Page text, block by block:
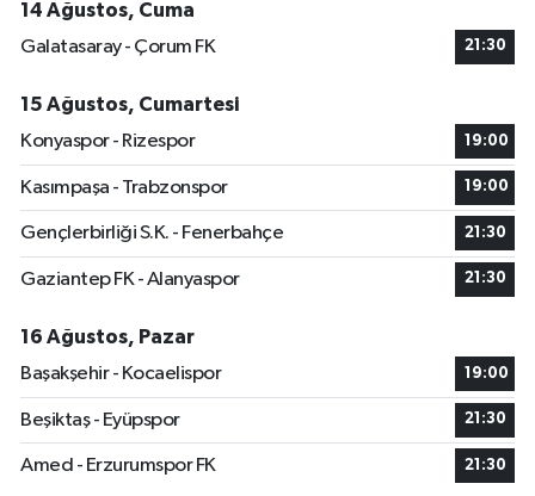
14 Ağustos, Cuma
Galatasaray - Çorum FK
21:30
15 Ağustos, Cumartesi
Konyaspor - Rizespor
19:00
Kasımpaşa - Trabzonspor 19:00
Gençlerbirliği S.K. - Fenerbahçe 21:30
Gaziantep FK - Alanyaspor 21:30
16 Ağustos, Pazar
Başakşehir - Kocaelispor
19:00
Beşiktaş - Eyüpspor 21:30
Amed - Erzurumspor FK 21:30